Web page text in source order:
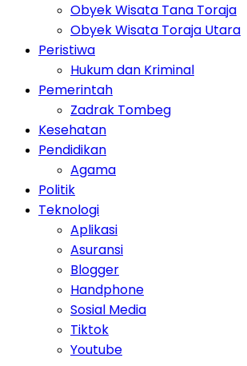
Obyek Wisata Tana Toraja
Obyek Wisata Toraja Utara
Peristiwa
Hukum dan Kriminal
Pemerintah
Zadrak Tombeg
Kesehatan
Pendidikan
Agama
Politik
Teknologi
Aplikasi
Asuransi
Blogger
Handphone
Sosial Media
Tiktok
Youtube